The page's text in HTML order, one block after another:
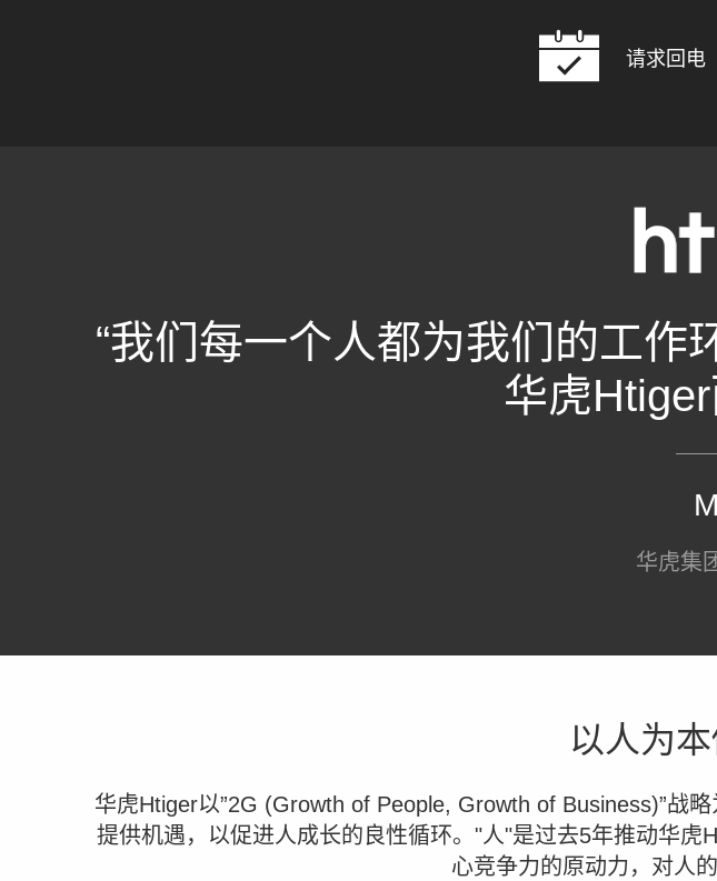
请求回电
“我们每一个人都为我们的工作
华虎
华虎集
以人为
华虎Htiger以”2G (Growth of People, Growth of Business)”战
提供机遇，以促进人成长的良性循环。"人"是过去5年推动华
心竞争力的原动力，对人